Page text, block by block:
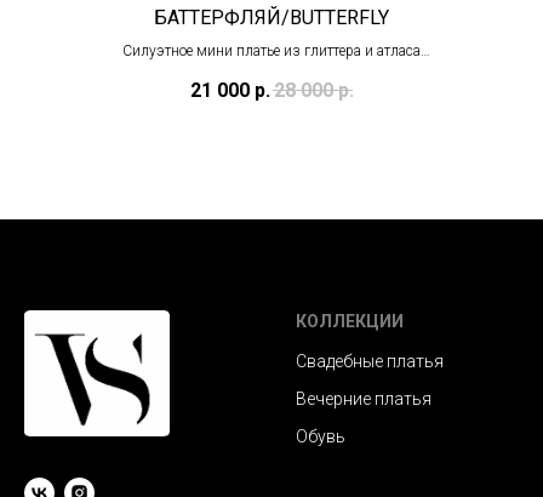
БАТТЕРФЛЯЙ/BUTTERFLY
Силуэтное мини платье из глиттера и атласа
21 000 р.28 000 р.
КОЛЛЕКЦИИ
Свадебные платья
Вечерние платья
Обувь